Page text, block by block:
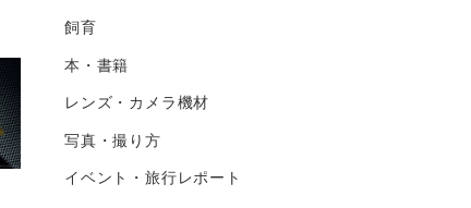
飼育
本・書籍
レンズ・カメラ機材
写真・撮り方
イベント・旅行レポート